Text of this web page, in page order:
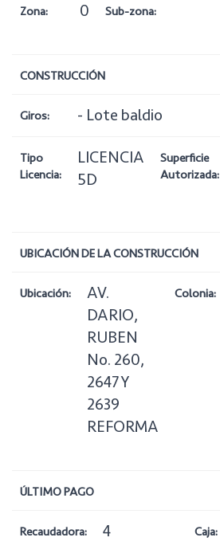
Zona: 0 Sub-zona:
CONSTRUCCIÓN
Giros: - Lote baldio
Tipo
Licencia:
LICENCIA
5D
Superficie
Autorizada:
UBICACIÓN DE LA CONSTRUCCIÓN
Ubicación:
AV.
DARIO,
RUBEN
No. 260,
2647 Y
2639
REFORMA
Colonia:
ÚLTIMO PAGO
Recaudadora: 4 Caja: